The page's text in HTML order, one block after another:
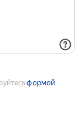
формой